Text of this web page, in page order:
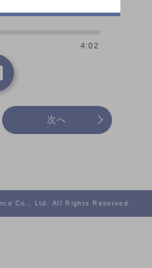
4:02
次へ
Co., Ltd. All Rights Reserved.